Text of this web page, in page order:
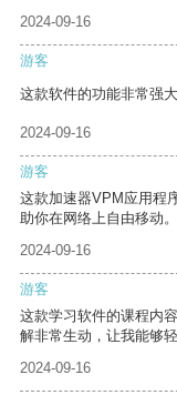
2024-09-16
游客
这款软件的功能非常强
2024-09-16
游客
这款加速器VPM应用程
助你在网络上自由移动。
2024-09-16
游客
这款学习软件的课程内
解非常生动，让我能够
2024-09-16